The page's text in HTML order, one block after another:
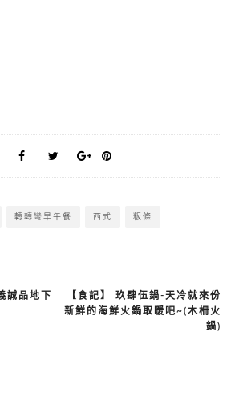
轉轉彎早午餐 西式 粄條
誠品地下
【食記】 玖肆伍鍋-天冷就來份
新鮮的海鮮火鍋取暖吧~(木柵火
鍋)